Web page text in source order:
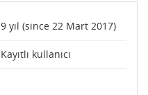
9 yıl (since 22 Mart 2017)
Kayıtlı kullanıcı